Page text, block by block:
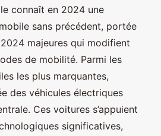
connaît en 2024 une
sans précédent, portée
majeures qui modifient
de mobilité. Parmi les
les plus marquantes,
des véhicules électriques
Ces voitures s’appuient
significatives,